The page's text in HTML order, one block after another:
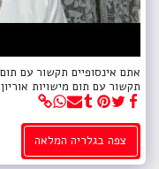
תקשור עם תום מישויות אוריון 10/10/19
צפה בגלריה המלאה